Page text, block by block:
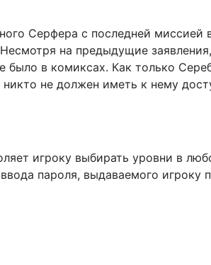
Серфера с последней миссией
на предыдущие
было в комиксах. Как только
не должен иметь к нему
игроку выбирать уровни в
пароля, выдаваемого игроку